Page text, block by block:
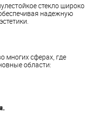
стекло широко
надежную
многих сферах, где
области: